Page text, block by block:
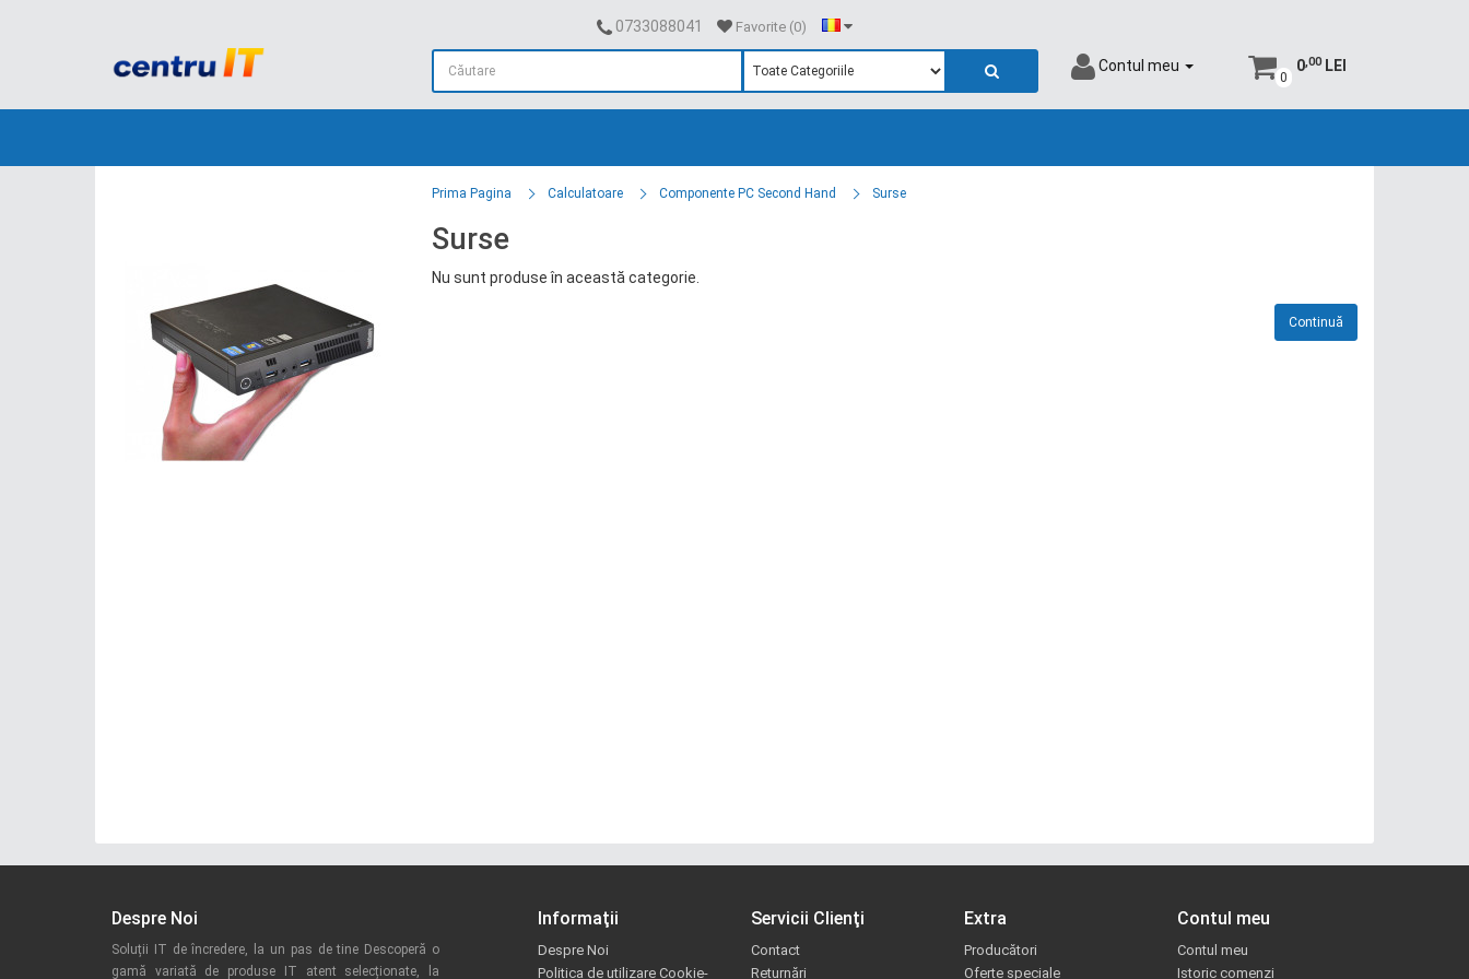
0733088041 Favorite (0)
Contul meu
0
0,00LEI
Prima Pagina Calculatoare Componente PC Second Hand Surse
Surse
Nu sunt produse în această categorie.
Continuă
Despre Noi
Soluții IT de încredere, la un pas de tine Descoperă o
gamă variată de produse IT atent selecționate, la
Informaţii
Despre Noi
Politica de utilizare Cookie-
Servicii Clienţi
Contact
Returnări
Extra
Producători
Oferte speciale
Contul meu
Contul meu
Istoric comenzi